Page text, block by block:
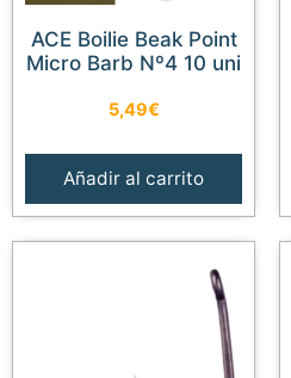
ACE Boilie Beak Point
Micro Barb Nº4 10 uni
5,49€
Añadir al carrito